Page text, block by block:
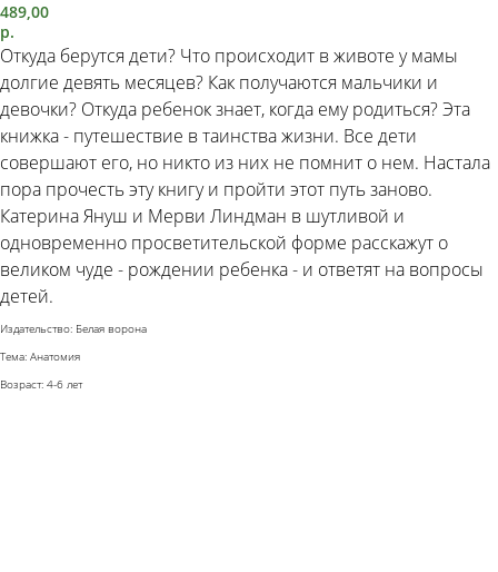
489,00
р.
Откуда берутся дети? Что происходит в животе у мамы
долгие девять месяцев? Как получаются мальчики и
девочки? Откуда ребенок знает, когда ему родиться? Эта
книжка - путешествие в таинства жизни. Все дети
совершают его, но никто из них не помнит о нем. Настала
пора прочесть эту книгу и пройти этот путь заново.
Катерина Януш и Мерви Линдман в шутливой и
одновременно просветительской форме расскажут о
великом чуде - рождении ребенка - и ответят на вопросы
детей.
Издательство: Белая ворона
Тема: Анатомия
Возраст: 4-6 лет